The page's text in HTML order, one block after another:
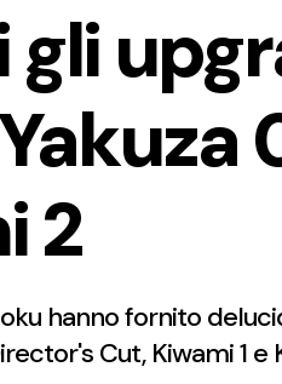
gli
2
hanno fornito
Cut, Kiwami 1 e